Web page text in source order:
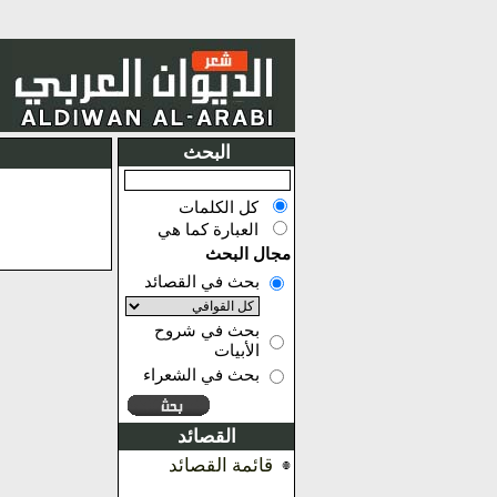
البحث
كل الكلمات
العبارة كما هي
مجال البحث
بحث في القصائد
بحث في شروح
الأبيات
بحث في الشعراء
القصائد
قائمة القصائد